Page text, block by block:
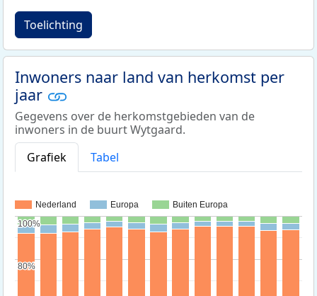
Toelichting
Inwoners naar land van herkomst per
jaar
Gegevens over de herkomstgebieden van de
inwoners in de buurt Wytgaard.
Grafiek
Tabel
Nederland Europa Buiten Europa
80%
80%
100%
100%